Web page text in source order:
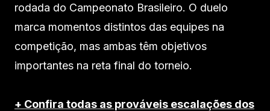
rodada do Campeonato Brasileiro. O duelo
marca momentos distintos das equipes na
competição, mas ambas têm objetivos
importantes na reta final do torneio.
+ Confira todas as prováveis escalações dos